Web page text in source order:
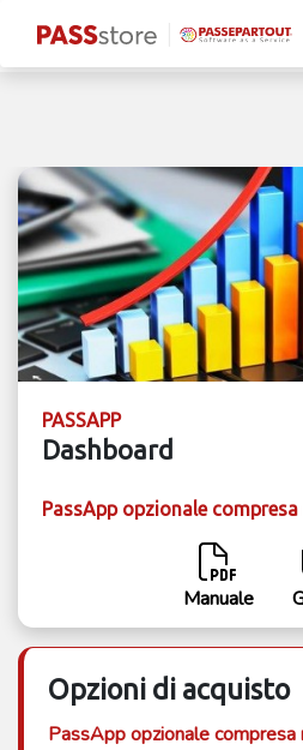
PASSAPP
Dashboard
PassApp opzionale
Manuale
Opzioni di acquisto
PassApp opzionale